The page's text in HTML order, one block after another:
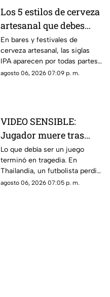
Los 5 estilos de cerveza
artesanal que debes
conocer
En bares y festivales de
cerveza artesanal, las siglas
IPA aparecen por todas partes.
Pero, ¿qué significa realmente
agosto 06, 2026 07:09 p. m.
VIDEO SENSIBLE:
Jugador muere tras
impacto de rayo
durante partido
Lo que debía ser un juego
terminó en tragedia. En
Thailandia, un futbolista perdió
la vida al ser alcanzado por un
agosto 06, 2026 07:05 p. m.